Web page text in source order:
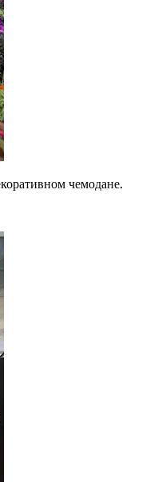
чемодане.